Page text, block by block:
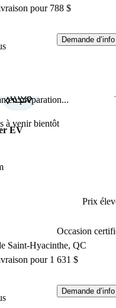
pour 788 $
Demande d’info
en préparation...
à venir bientôt
EV
Prix
Occasion
Saint-Hyacinthe, QC
pour 1 631 $
Demande d’info